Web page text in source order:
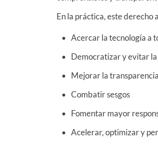
En la práctica, este derecho
Acercar la tecnología a
Democratizar y evitar
Mejorar la
Combatir sesgos
Fomentar mayor
Acelerar, optimizar y